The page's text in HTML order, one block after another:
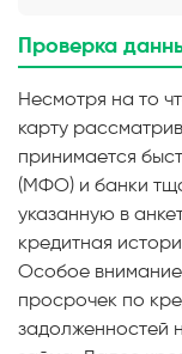
Проверка
Несмотря на то
карту
принимается
(МФО) и банки
указанную в
кредитная
Особое внимание
просрочек по
задолженностей